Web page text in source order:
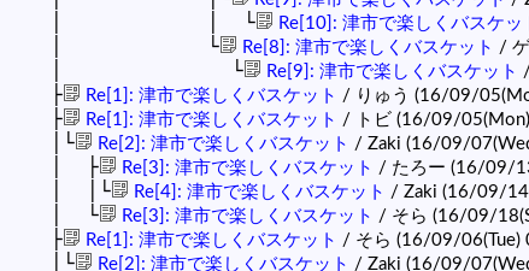
│ │ └ Re[10]: 津市で楽しくバスケッ
│ └ Re[8]: 津市で楽しくバスケット /
│ └ Re[9]: 津市で楽しくバスケット
├ Re[1]: 津市で楽しくバスケット / りゅう (16/09/
├ Re[1]: 津市で楽しくバスケット / トビ (16/09/
│└ Re[2]: 津市で楽しくバスケット / Zaki (16/09/
│ ├ Re[3]: 津市で楽しくバスケット / たろー (16/09/
│ │└ Re[4]: 津市で楽しくバスケット / Zaki (16/09/
│ └ Re[3]: 津市で楽しくバスケット / そら (16/09/
├ Re[1]: 津市で楽しくバスケット / そら (16/09/06(Tue)
│└ Re[2]: 津市で楽しくバスケット / Zaki (16/09/